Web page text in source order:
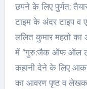
छपने के लिए पुर्णत:
टाइम के अंदर टाइप व
ललित कुमार महतो का
में “गुरु:जैक ऑफ ऑल
कहानी देने के लिए
का आवरण पृष्ठ व लेखक